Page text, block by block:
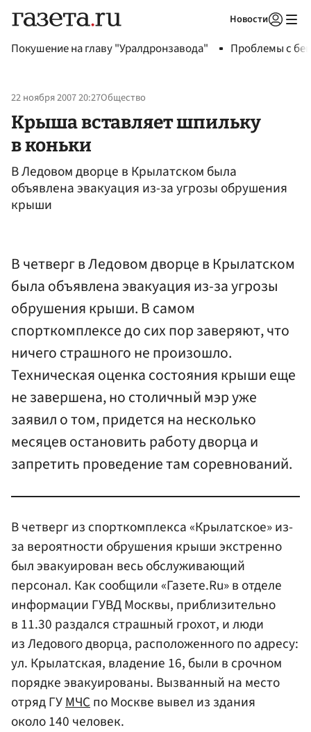
Новости
Покушение на главу "Уралдронзавода" Проблемы с
22 ноября 2007 20:27Общество
Крыша вставляет шпильку
в коньки
В Ледовом дворце в Крылатском была
объявлена эвакуация из-за угрозы обрушения
крыши
В четверг в Ледовом дворце в Крылатском
была объявлена эвакуация из-за угрозы
обрушения крыши. В самом
спорткомплексе до сих пор заверяют, что
ничего страшного не произошло.
Техническая оценка состояния крыши еще
не завершена, но столичный мэр уже
заявил о том, придется на несколько
месяцев остановить работу дворца и
запретить проведение там соревнований.
В четверг из спорткомплекса «Крылатское» из-
за вероятности обрушения крыши экстренно
был эвакуирован весь обслуживающий
персонал. Как сообщили «Газете.Ru» в отделе
информации ГУВД Москвы, приблизительно
в 11.30 раздался страшный грохот, и люди
из Ледового дворца, расположенного по адресу:
ул. Крылатская, владение 16, были в срочном
порядке эвакуированы. Вызванный на место
отряд ГУМЧСпо Москве вывел из здания
около 140 человек.